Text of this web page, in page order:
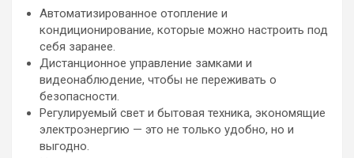
Автоматизированное отопление и
кондиционирование, которые можно настроить под
себя заранее.
Дистанционное управление замками и
видеонаблюдение, чтобы не переживать о
безопасности.
Регулируемый свет и бытовая техника, экономящие
электроэнергию — это не только удобно, но и
выгодно.